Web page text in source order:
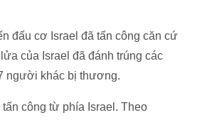
đấu cơ Israel đã tấn công căn cứ
của Israel đã đánh trúng các
người khác bị thương.
công từ phía Israel. Theo